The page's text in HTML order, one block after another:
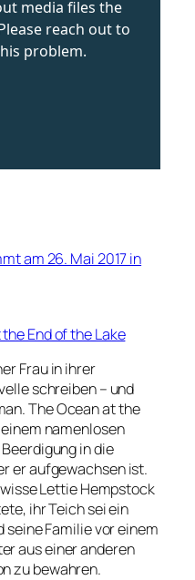
am 26. Mai 2017 in
End of the Lake
Frau in ihrer
schreiben – und
The Ocean at the
namenlosen
in die
er aufgewachsen ist.
Lettie Hempstock
ihr Teich sei ein
seine Familie vor einem
aus einer anderen
zu bewahren.